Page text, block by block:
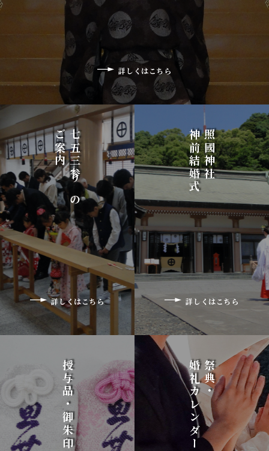
詳しくはこちら
七五三参りの
ご案内
詳しくはこちら
照國神社
神前結婚式
詳しくはこちら
授与品・御朱印 祭典・
婚礼カレンダー